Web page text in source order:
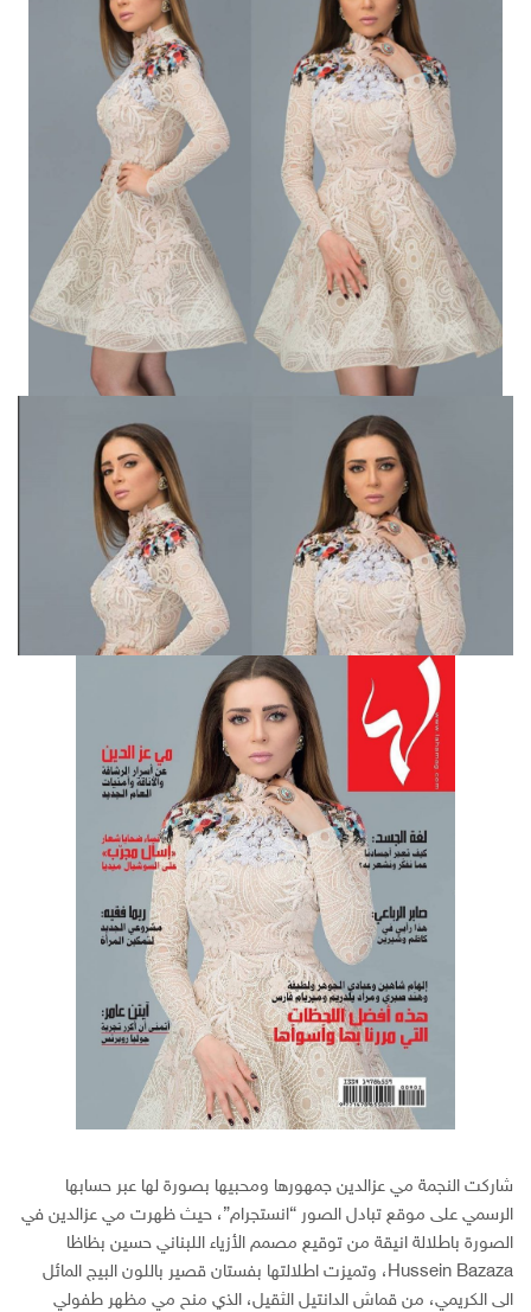
شاركت النجمة مي عزالدين جمهورها ومحبيها بصورة لها عبر حسابها
الرسمي على موقع تبادل الصور “انستجرام”، حيث ظهرت مي عزالدين في
الصورة باطلالة انيقة من توقيع مصمم الأزياء اللبناني حسين بظاظا
Hussein Bazaza، وتميزت اطلالتها بفستان قصير باللون البيج المائل
الى الكريمي، من قماش الدانتيل الثقيل، الذي منح مي مظهر طفولي